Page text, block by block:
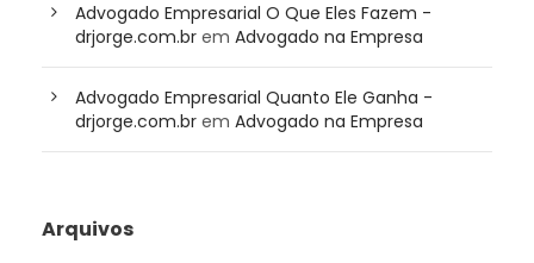
Advogado Empresarial O Que Eles Fazem -
drjorge.com.br em Advogado na Empresa
Advogado Empresarial Quanto Ele Ganha -
drjorge.com.br em Advogado na Empresa
Arquivos